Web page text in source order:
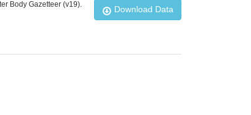
Download Data
Body Gazetteer (v19).